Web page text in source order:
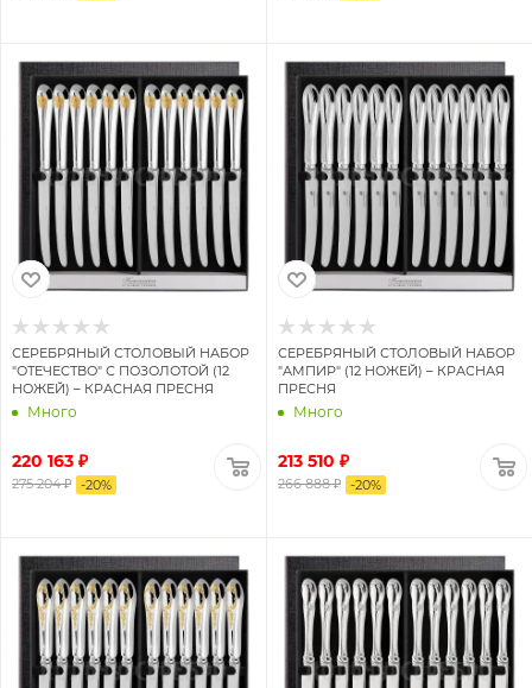
СЕРЕБРЯНЫЙ СТОЛОВЫЙ НАБОР
"ОТЕЧЕСТВО" С ПОЗОЛОТОЙ (12
НОЖЕЙ) – КРАСНАЯ ПРЕСНЯ
Много
220 163 ₽
275 204 ₽ -20%
СЕРЕБРЯНЫЙ СТОЛОВЫЙ НАБОР
"АМПИР" (12 НОЖЕЙ) – КРАСНАЯ
ПРЕСНЯ
Много
213 510 ₽
266 888 ₽ -20%